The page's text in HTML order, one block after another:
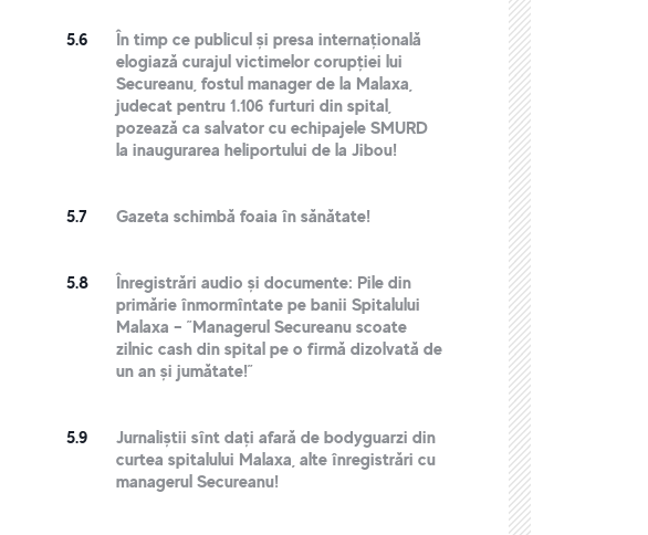
5.6
În timp ce publicul și presa internațională
elogiază curajul victimelor corupției lui
Secureanu, fostul manager de la Malaxa,
judecat pentru 1.106 furturi din spital,
pozează ca salvator cu echipajele SMURD
la inaugurarea heliportului de la Jibou!
5.7 Gazeta schimbă foaia în sănătate!
5.8
Înregistrări audio și documente: Pile din
primărie înmormîntate pe banii Spitalului
Malaxa – ”Managerul Secureanu scoate
zilnic cash din spital pe o firmă dizolvată de
un an și jumătate!”
5.9
Jurnaliștii sînt dați afară de bodyguarzi din
curtea spitalului Malaxa, alte înregistrări cu
managerul Secureanu!